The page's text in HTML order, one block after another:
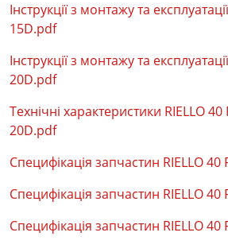
Інструкції з монтажу та
15D.pdf
Інструкції з монтажу та
20D.pdf
Технічні характеристики RIELLO
20D.pdf
Специфікація запчастин RIELLO 40
Специфікація запчастин RIELLO 40
Специфікація запчастин RIELLO 40